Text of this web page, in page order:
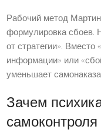
Рабочий метод
формулировка сбоев.
от стратегии».
информации» или
уменьшает
Зачем